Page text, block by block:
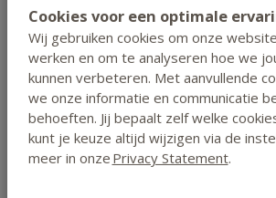
Cookies voor een optimale
Wij gebruiken cookies om onze
werken en om te analyseren hoe we
kunnen verbeteren. Met aanvullende
we onze informatie en communicatie
behoeften. Jij bepaalt zelf welke
kunt je keuze altijd wijzigen via de
meer in onze Privacy Statement.
een voldoende voor
leggen
het Civas-diploma
ontwikkeling.
Lees meer
Accreditaties
- KTNO
- BATC
- CAT